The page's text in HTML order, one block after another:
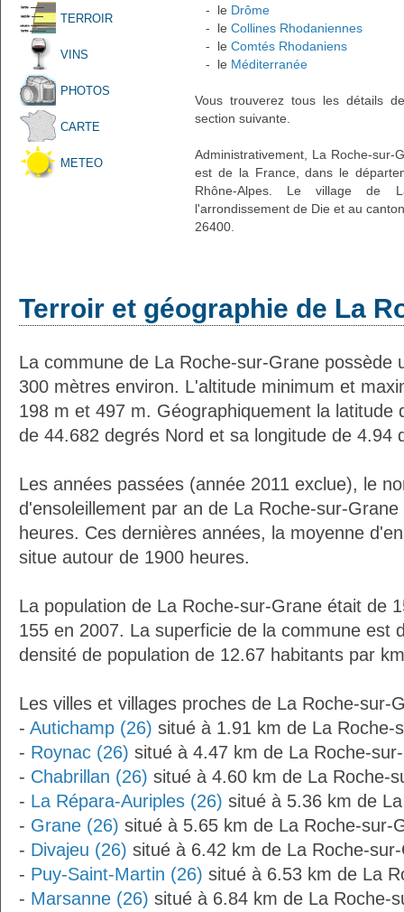
TERROIR
VINS
PHOTOS
CARTE
METEO
- le Drôme
- le Collines Rhodaniennes
- le Comtés Rhodaniens
- le Méditerranée
Vous trouverez tous les détails
section suivante.
Administrativement, La Roche-
est de la France, dans le
Rhône-Alpes. Le village de
l'arrondissement de Die et au
26400.
Terroir et géographie de La
La commune de La Roche-sur-Grane possède
300 mètres environ. L'altitude minimum et
198 m et 497 m. Géographiquement la latitude
de 44.682 degrés Nord et sa longitude de 4.94
Les années passées (année 2011 exclue), le
d'ensoleillement par an de La Roche-sur-
heures. Ces dernières années, la moyenne
situe autour de 1900 heures.
La population de La Roche-sur-Grane était de
155 en 2007. La superficie de la commune est
densité de population de 12.67 habitants par
Les villes et villages proches de La Roche-sur-
- Autichamp (26) situé à 1.91 km de La Roche-
- Roynac (26) situé à 4.47 km de La Roche-
- Chabrillan (26) situé à 4.60 km de La Roche-
- La Répara-Auriples (26) situé à 5.36 km de
- Grane (26) situé à 5.65 km de La Roche-sur-
- Divajeu (26) situé à 6.42 km de La Roche-
- Puy-Saint-Martin (26) situé à 6.53 km de La
- Marsanne (26) situé à 6.84 km de La Roche-